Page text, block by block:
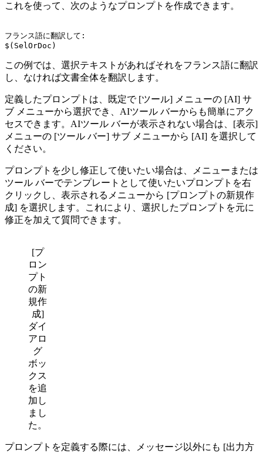
これを使って、次のようなプロンプトを作成できます。
フランス語に翻訳して:
この例では、選択テキストがあればそれをフランス語に翻訳
し、なければ文書全体を翻訳します。
定義したプロンプトは、既定で [ツール] メニューの [AI] サ
ブ メニューから選択でき、AIツール バーからも簡単にアク
セスできます。AIツール バーが表示されない場合は、[表示]
メニューの [ツール バー] サブ メニューから [AI] を選択して
ください。
プロンプトを少し修正して使いたい場合は、メニューまたは
ツール バーでテンプレートとして使いたいプロンプトを右
クリックし、表示されるメニューから [プロンプトの新規作
成] を選択します。これにより、選択したプロンプトを元に
修正を加えて質問できます。
[プ
ロン
プト
の新
規作
成]
ダイ
アロ
グ
ボッ
クス
を追
加し
まし
た。
プロンプトを定義する際には、メッセージ以外にも [出力方